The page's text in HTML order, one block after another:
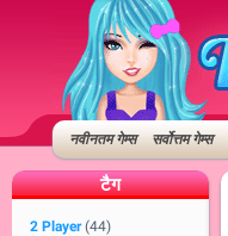
नवीनतम गेम्स सर्वोत्तम गेम्स
टैग
2 Player (44)